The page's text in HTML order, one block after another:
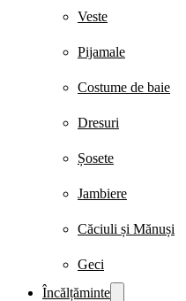
Veste
Pijamale
Costume de baie
Dresuri
Șosete
Jambiere
Căciuli și Mănuși
Geci
Încălțăminte